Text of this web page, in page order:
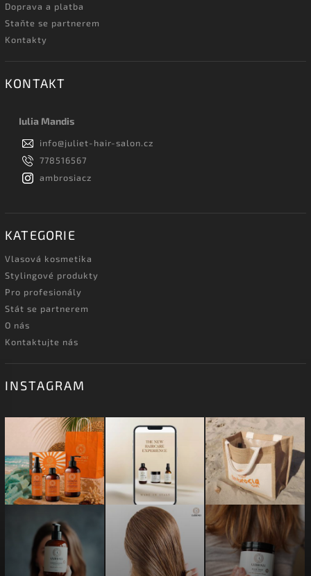
Doprava a platba
Staňte se partnerem
Kontakty
KONTAKT
Iulia Mandis
info@juliet-hair-salon.cz
778516567
ambrosiacz
KATEGORIE
Vlasová kosmetika
Stylingové produkty
Pro profesionály
Stát se partnerem
O nás
Kontaktujte nás
INSTAGRAM